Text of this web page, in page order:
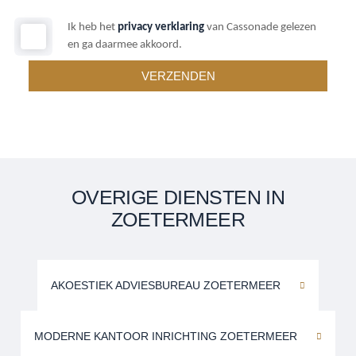
Ik heb het privacy verklaring van Cassonade gelezen
en ga daarmee akkoord.
OVERIGE DIENSTEN IN
ZOETERMEER
AKOESTIEK ADVIESBUREAU ZOETERMEER
MODERNE KANTOOR INRICHTING ZOETERMEER